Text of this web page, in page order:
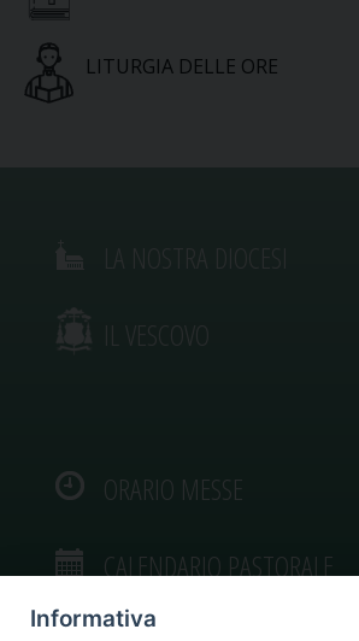
LITURGIA DELLE ORE
IL VESCOVO
ORARIO MESSE
CALENDARIO PASTORALE
Informativa